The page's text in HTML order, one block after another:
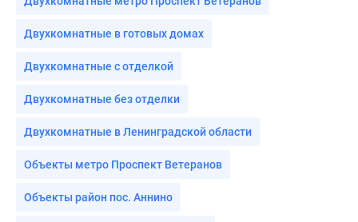
Двухкомнатные в готовых домах
Двухкомнатные с отделкой
Двухкомнатные без отделки
Двухкомнатные в Ленинградской области
Объекты метро Проспект Ветеранов
Объекты район пос. Аннино